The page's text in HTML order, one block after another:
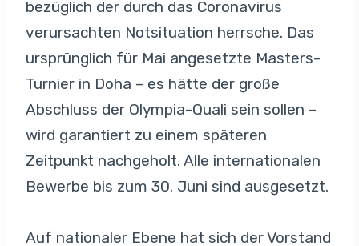
bezüglich der durch das Coronavirus
verursachten Notsituation herrsche. Das
ursprünglich für Mai angesetzte Masters-
Turnier in Doha – es hätte der große
Abschluss der Olympia-Quali sein sollen –
wird garantiert zu einem späteren
Zeitpunkt nachgeholt. Alle internationalen
Bewerbe bis zum 30. Juni sind ausgesetzt.
Auf nationaler Ebene hat sich der Vorstand